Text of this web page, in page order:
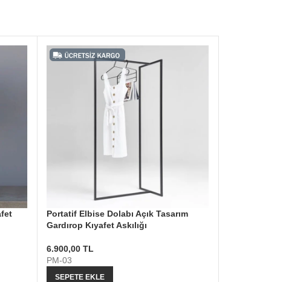
Portatif Elbise Dolabı Açık Tasarım
Gardırop Kıyafet Askılığı
6.900,00 TL
PM-03
SEPETE EKLE